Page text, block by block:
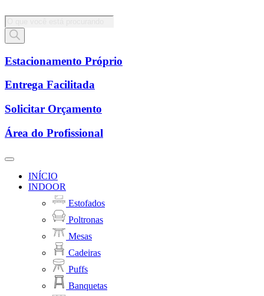
Pesquisar
produtos
Estacionamento Próprio
Entrega Facilitada
Solicitar Orçamento
Área do Profissional
INÍCIO
INDOOR
Estofados
Poltronas
Mesas
Cadeiras
Puffs
Banquetas